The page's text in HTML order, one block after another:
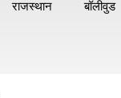
राजस्थान बॉलीवुड